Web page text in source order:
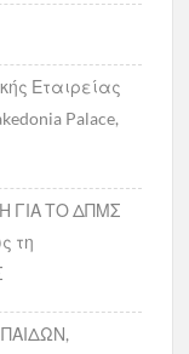
Εταιρείας
Palace,
ΓΙΑ ΤΟ ΔΠΜΣ
τη